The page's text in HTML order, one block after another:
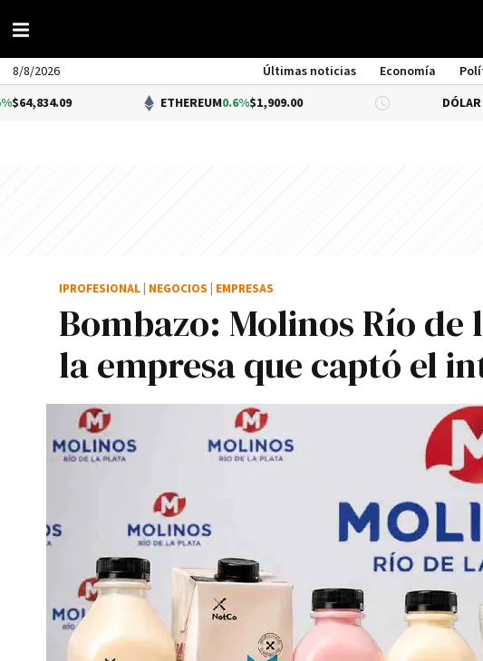
8/8/2026 Últimas noticias Economía
ETHEREUM 0.6%$1,909.00 DÓLAR BNA 0.34%
Bombazo: Molinos Río
la empresa que captó el
IPROFESIONAL NEGOCIOS EMPRESAS